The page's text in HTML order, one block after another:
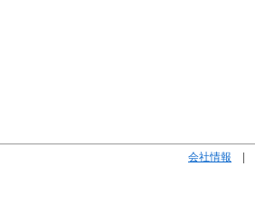
会社情報 |